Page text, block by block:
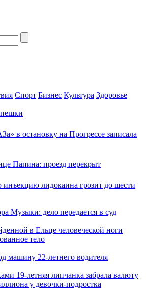
Спорт Бизнес Культура Здоровье
в остановку на Прогрессе записала
Папина: проезд перекрыт
инъекцию лидокаина грозит до шести
Музыки: дело передается в суд
в Ельце человеческой ноги
тело
машину 22-летнего водителя
19-летняя липчанка забрала валюту
у девочки-подростка